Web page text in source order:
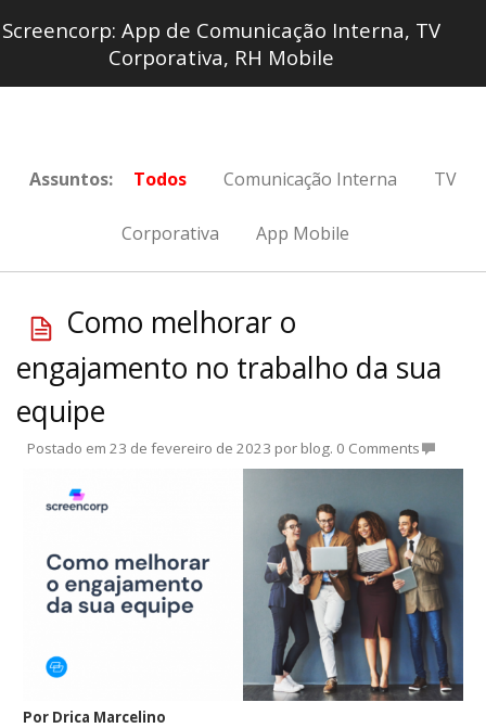
Screencorp: App de Comunicação Interna, TV
Corporativa, RH Mobile
Assuntos: Todos Comunicação Interna TV
Corporativa App Mobile
Como melhorar o
engajamento no trabalho da sua
equipe
Postado em 23 de fevereiro de 2023 por blog. 0 Comments
Por Drica Marcelino